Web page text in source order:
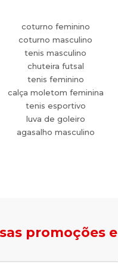
coturno feminino
coturno masculino
tenis masculino
chuteira futsal
tenis feminino
calça moletom feminina
tenis esportivo
luva de goleiro
agasalho masculino
promoções e